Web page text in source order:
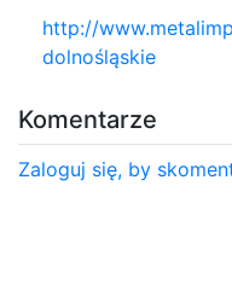
http://
dolnośląskie
Komentarze
Zaloguj się, by